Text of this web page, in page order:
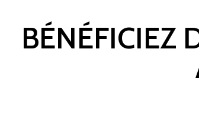
BÉNÉFICIEZ